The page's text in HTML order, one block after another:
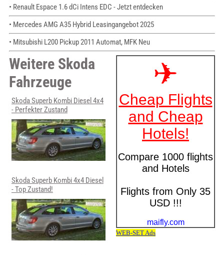
• Renault Espace 1.6 dCi Intens EDC - Jetzt entdecken
• Mercedes AMG A35 Hybrid Leasingangebot 2025
• Mitsubishi L200 Pickup 2011 Automat, MFK Neu
Weitere Skoda
Fahrzeuge
Skoda Superb Kombi Diesel 4x4
- Perfekter Zustand
Skoda Superb Kombi 4x4 Diesel
- Top Zustand!